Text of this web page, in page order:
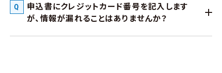
申込書にクレジットカード番号を記入します
が、情報が漏れることはありませんか？